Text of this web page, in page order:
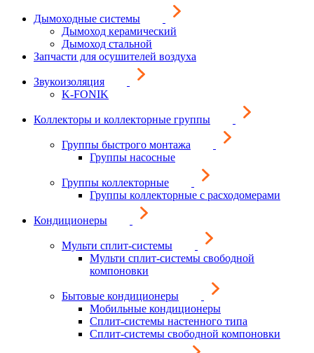
Дымоходные системы
Дымоход керамический
Дымоход стальной
Запчасти для осушителей воздуха
Звукоизоляция
K-FONIK
Коллекторы и коллекторные группы
Группы быстрого монтажа
Группы насосные
Группы коллекторные
Группы коллекторные с расходомерами
Кондиционеры
Мульти сплит-системы
Мульти сплит-системы свободной
компоновки
Бытовые кондиционеры
Мобильные кондиционеры
Сплит-системы настенного типа
Сплит-системы свободной компоновки